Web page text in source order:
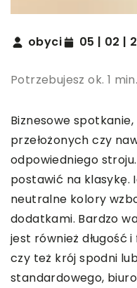
obyci 05 | 02 |
Potrzebujesz ok. 1
Biznesowe
przełożonych czy
odpowiedniego
postawić na klasykę.
neutralne kolory
dodatkami. Bardzo
jest również długość
czy też krój spodni
standardowego,